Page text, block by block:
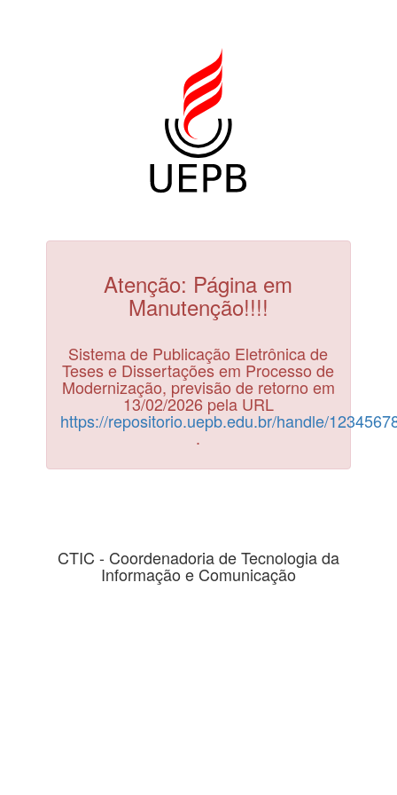
Atenção: Página em
Manutenção!!!!
Sistema de Publicação Eletrônica de
Teses e Dissertações em Processo de
Modernização, previsão de retorno em
13/02/2026 pela URL
https://repositorio.uepb.edu.br/handle/
.
CTIC - Coordenadoria de Tecnologia da
Informação e Comunicação